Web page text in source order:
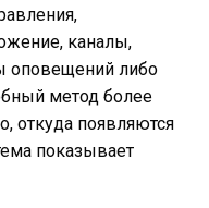
каналы,
оповещений либо
метод более
откуда появляются
показывает